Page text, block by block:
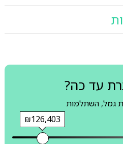
עד כה?
גמל, השתלמות
₪126,403